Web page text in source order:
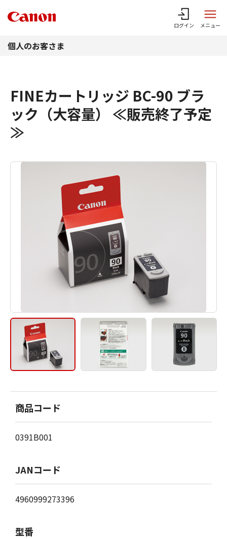
ログイン メニュー
個人のお客さま
FINEカートリッジ BC-90 ブラ
ック（大容量） ≪販売終了予定
≫
商品コード
0391B001
JANコード
4960999273396
型番